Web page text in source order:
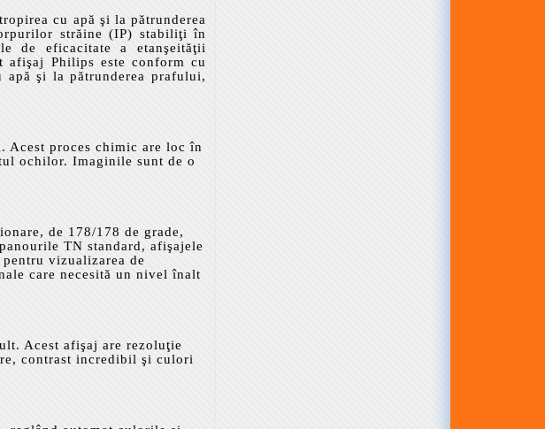
cu apă şi la pătrunderea
străine (IP) stabiliţi în
de eficacitate a etanşeităţii
afişaj Philips este conform cu
şi la pătrunderea prafului,
Acest proces chimic are loc în
ochilor. Imaginile sunt de o
de 178/178 de grade,
TN standard, afişajele
vizualizarea de
care necesită un nivel înalt
Acest afişaj are rezoluţie
contrast incredibil şi culori